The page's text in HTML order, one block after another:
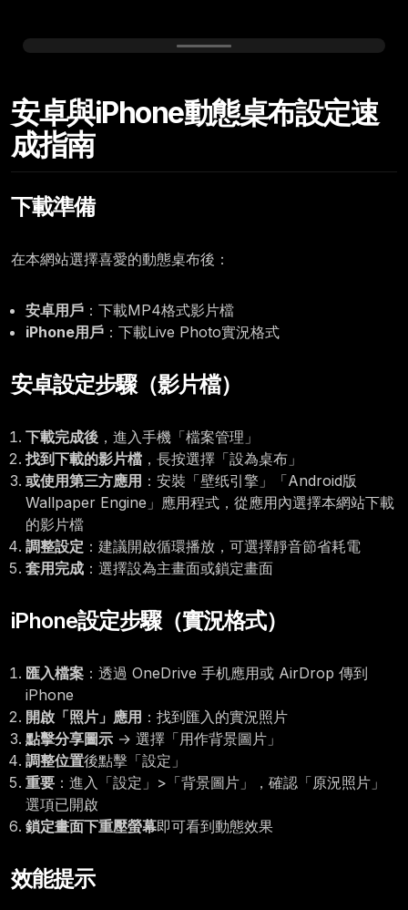
Sunday, April 12
12:00
安卓與iPhone動態桌布設定速
成指南
下載準備
在本網站選擇喜愛的動態桌布後：
安卓用戶 ：下載MP4格式影片檔
iPhone用戶 ：下載Live Photo實況格式
安卓設定步驟（影片檔）
下載完成後 ，進入手機「檔案管理」
找到下載的影片檔 ，長按選擇「設為桌布」
或使用第三方應用 ：安裝「壁纸引擎」「Android版
Wallpaper Engine」應用程式，從應用內選擇本網站下載
的影片檔
調整設定 ：建議開啟循環播放，可選擇靜音節省耗電
套用完成 ：選擇設為主畫面或鎖定畫面
iPhone設定步驟（實況格式）
匯入檔案 ：透過 OneDrive 手机應用或 AirDrop 傳到
iPhone
開啟「照片」應用 ：找到匯入的實況照片
點擊分享圖示 → 選擇「用作背景圖片」
調整位置後點擊「設定」
重要 ：進入「設定」>「背景圖片」，確認「原況照片」
選項已開啟
鎖定畫面下重壓螢幕即可看到動態效果
效能提示